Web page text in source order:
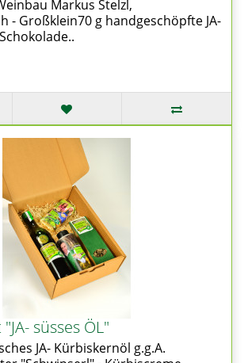
Markus Stelzl,
- Großklein70 g handgeschöpfte JA-
süsses ÖL"
JA- Kürbiskernöl g.g.A.